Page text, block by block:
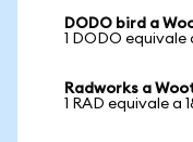
DODO bird a
1 DODO equivale
Radworks a
1 RAD equivale a